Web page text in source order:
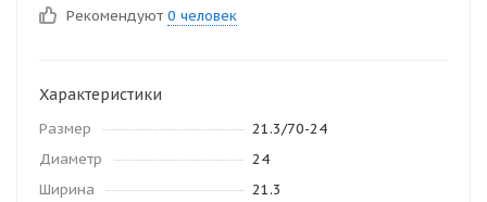
Рекомендуют 0 человек
Характеристики
Размер
21.3/70-24
Диаметр
24
Ширина
21.3